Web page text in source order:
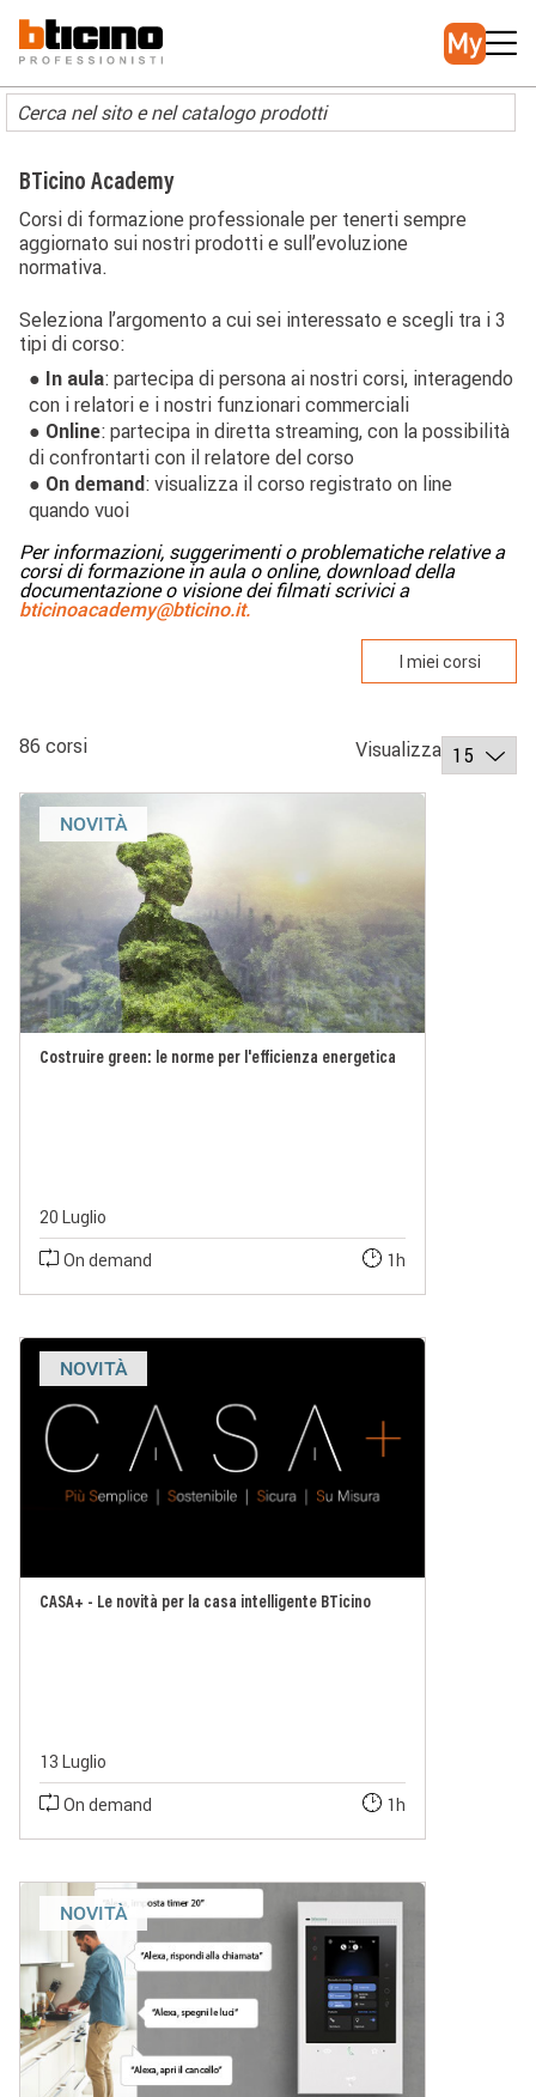
contenuto
principale
Main
navigation
BTicino Academy
Corsi di formazione professionale per tenerti sempre
aggiornato sui nostri prodotti e sull’evoluzione
normativa.
Seleziona l’argomento a cui sei interessato e scegli tra i 3
tipi di corso:
● In aula: partecipa di persona ai nostri corsi, interagendo
con i relatori e i nostri funzionari commerciali
● Online: partecipa in diretta streaming, con la possibilità
di confrontarti con il relatore del corso
● On demand: visualizza il corso registrato on line
quando vuoi
Per informazioni, suggerimenti o problematiche relative a
corsi di formazione in aula o online, download della
documentazione o visione dei filmati scrivici a
bticinoacademy@bticino.it.
I miei corsi
86 corsi Visualizza
NOVITÀ
Costruire green: le norme per l'efficienza energetica
20 Luglio
On demand
1h
NOVITÀ
CASA+ - Le novità per la casa intelligente BTicino
13 Luglio
On demand
1h
NOVITÀ